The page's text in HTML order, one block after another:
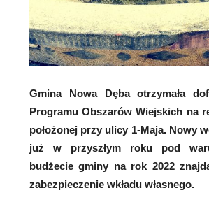
Gmina Nowa Dęba otrzymała
Programu Obszarów Wiejskich na
położonej przy ulicy 1-Maja. Nowy
już w przyszłym roku pod
budżecie gminy na rok 2022
zabezpieczenie wkładu własnego.